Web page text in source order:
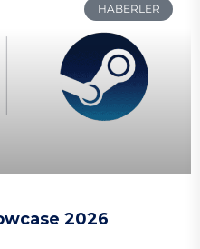
HABERLER
2026